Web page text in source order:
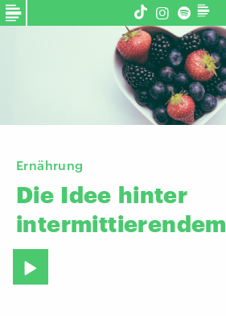
Ernährung
Die Idee hinter
intermittierendem